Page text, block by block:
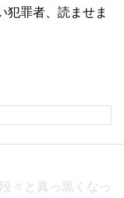
犯罪者、読ませま
々と真っ黒くなっ